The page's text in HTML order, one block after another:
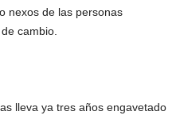
nexos de las personas
cambio.
lleva ya tres años engavetado